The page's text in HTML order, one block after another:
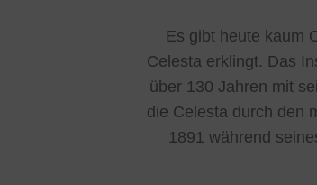
Es gibt heute kaum
Celesta erklingt. Das
über 130 Jahren mit
die Celesta durch den
1891 während